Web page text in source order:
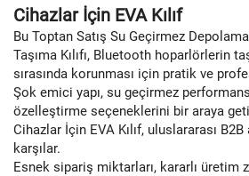
Cihazlar İçin EVA Kılıf
Bu Toptan Satış Su Geçirmez
Taşıma Kılıfı, Bluetooth hoparlörlerin
sırasında korunması için pratik ve
Şok emici yapı, su geçirmez
özelleştirme seçeneklerini bir araya
Cihazlar İçin EVA Kılıf, uluslararası
karşılar.
Esnek sipariş miktarları, kararlı üretim